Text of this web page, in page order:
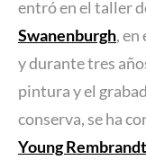
entró en el taller
Swanenburgh, en
y durante tres
pintura y el
conserva, se ha
Young